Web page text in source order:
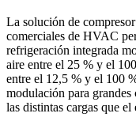
La solución de
comerciales de HVAC
refrigeración integrada
aire entre el 25 % y el
entre el 12,5 % y el 100
modulación para
las distintas cargas que